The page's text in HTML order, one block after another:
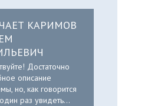
КАРИМОВ
Достаточно
описание
но, как говорится
раз увидеть...